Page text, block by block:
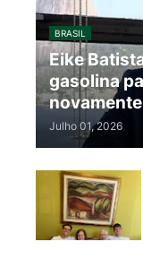
BRASIL
Eike
gasolina
novamente
Julho 01, 2026